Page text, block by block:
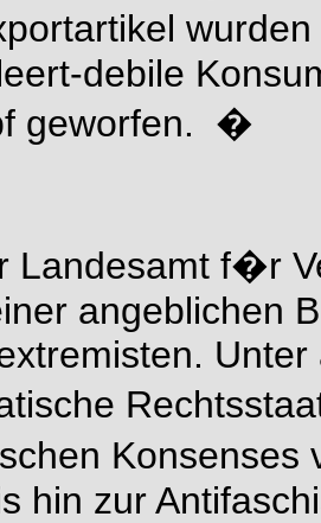
debile
geworfen. �
Landesamt f�r
angeblichen
hin zur